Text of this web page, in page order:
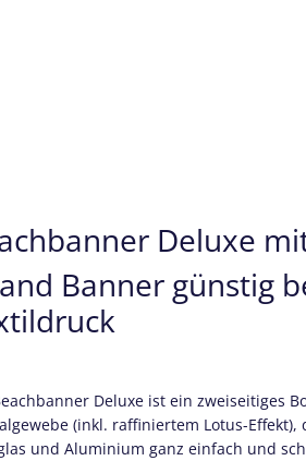
Deluxe
Banner günstig
Deluxe ist ein zweiseitiges
(inkl. raffiniertem Lotus-Effekt),
und Aluminium ganz einfach und